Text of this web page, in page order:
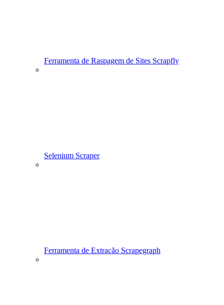
Ferramenta de Raspagem de Sites Scrapfly
Selenium Scraper
Ferramenta de Extração Scrapegraph